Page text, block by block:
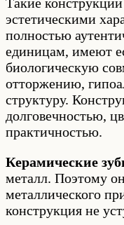
эстетическими
полностью
единицам, имеют
биологическую
отторжению,
структуру.
долговечностью,
практичностью.
Керамические
металл. Поэтому
металлического
конструкция не